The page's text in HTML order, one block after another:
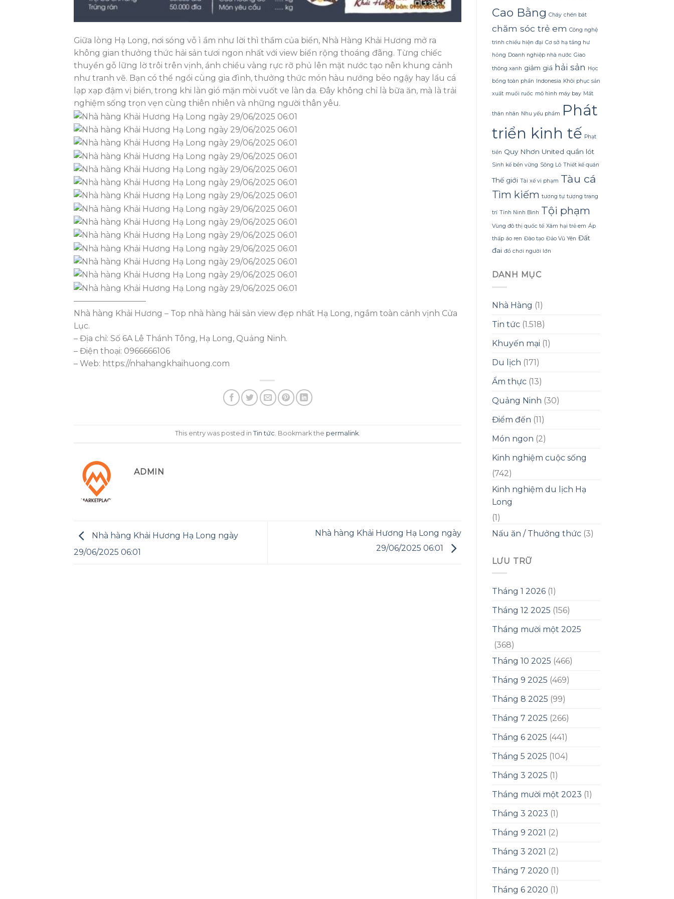
Giữa lòng Hạ Long, nơi sóng vỗ ì ầm như lời thì thầm của biển, Nhà Hàng Khải Hương mở ra
không gian thưởng thức hải sản tươi ngon nhất với view biển rộng thoáng đãng. Từng chiếc
thuyền gỗ lững lờ trôi trên vịnh, ánh chiều vàng rực rỡ phủ lên mặt nước tạo nên khung cảnh
như tranh vẽ. Bạn có thể ngồi cùng gia đình, thưởng thức món hàu nướng béo ngậy hay lẩu cá
lạp xạp đậm vị biển, trong khi làn gió mặn mòi vuốt ve làn da. Đây không chỉ là bữa ăn, mà là trải
nghiệm sống trọn vẹn cùng thiên nhiên và những người thân yêu.
—————————
Nhà hàng Khải Hương – Top nhà hàng hải sản view đẹp nhất Hạ Long, ngắm toàn cảnh vịnh Cửa
Lục.
– Địa chỉ: Số 6A Lê Thánh Tông, Hạ Long, Quảng Ninh.
– Điện thoại: 0966666106
– Web: https://nhahangkhaihuong.com
This entry was posted in Tin tức . Bookmark the permalink.
ADMIN
Nhà hàng Khải Hương Hạ Long ngày
29/06/2025 06:01
Nhà hàng Khải Hương Hạ Long ngày
29/06/2025 06:01
Gừng
Konus
Cao Bằng Cháy chén bát
chăm sóc trẻ em Công nghệ
trình chiếu hiện đại Cơ sở hạ tầng hư
hỏng Doanh nghiệp nhà nước Giao
thông xanh giảm giá hải sản Học
bổng toàn phần Indonesia Khôi phục sản
xuất muối ruốc mô hình máy bay Mất
thân nhân Nhu yếu phẩm
Phát
triển kinh tế Phạt
tiền Quy Nhơn United quần lót
Sinh kế bền vững Sông Lô Thiết kế quán
Thế giới Tài xế vi phạm Tàu cá
Tìm kiếm tương tự tượng trang
trí Tỉnh Ninh Bình Tội phạm
Vùng đô thị quốc tế Xâm hại trẻ em Áp
thấp áo ren Đào tạo Đảo Vũ Yên Đất
đai đồ chơi người lớn
DANH MỤC
Nhà Hàng (1)
Tin tức(1.518)
Khuyến mại (1)
Du lịch (171)
Ẩm thực(13)
Quảng Ninh (30)
Điểm đến (11)
Món ngon (2)
Kinh nghiệm cuộc sống
(742)
Kinh nghiệm du lịch Hạ
Long
(1)
Nấu ăn / Thưởng thức(3)
LƯU TRỮ
Tháng 1 2026(1)
Tháng 12 2025 (156)
Tháng mười một 2025
(368)
Tháng 10 2025 (466)
Tháng 9 2025 (469)
Tháng 8 2025 (99)
Tháng 7 2025 (266)
Tháng 6 2025 (441)
Tháng 5 2025 (104)
Tháng 3 2025 (1)
Tháng mười một 2023 (1)
Tháng 3 2023 (1)
Tháng 9 2021 (2)
Tháng 3 2021 (2)
Tháng 7 2020 (1)
Tháng 6 2020 (1)